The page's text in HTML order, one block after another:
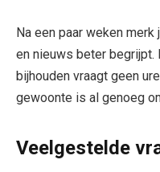
Na een paar weken
en nieuws beter begrijpt.
bijhouden vraagt geen
gewoonte is al genoeg
Veelgestelde